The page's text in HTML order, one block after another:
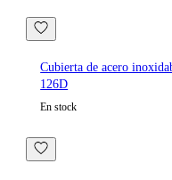
Cubierta de acero
126D
En stock